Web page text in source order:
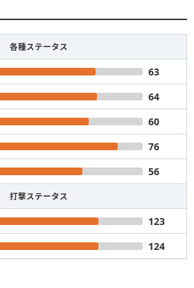
各種ステータス
63
64
60
76
56
打撃ステータス
123
124